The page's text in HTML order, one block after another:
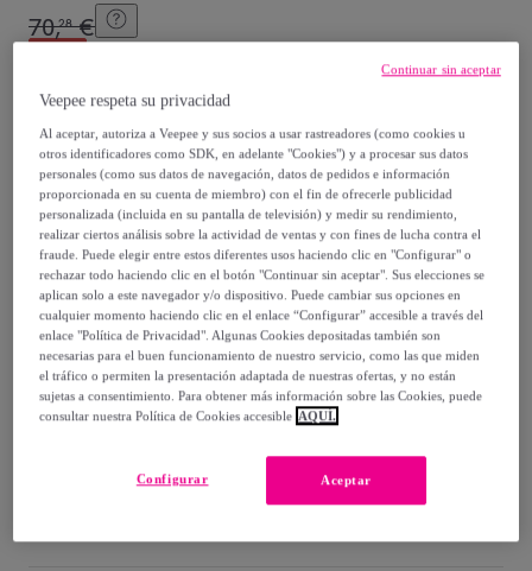
70,28 €
Posible recogida de tu antiguo producto
Vendido porVS Venta-Stock
Entrega
Envío gratis
Entrega: Entre el12/08y el15/08
¿Cómo funciona?
Veepee respeta su privacidad
Al aceptar, autoriza a Veepee y sus socios a usar rastreadores (como cookies u
otros identificadores como SDK, en adelante "Cookies") y a procesar sus datos
personales (como sus datos de navegación, datos de pedidos e información
proporcionada en su cuenta de miembro) con el fin de ofrecerle publicidad
personalizada (incluida en su pantalla de televisión) y medir su rendimiento,
realizar ciertos análisis sobre la actividad de ventas y con fines de lucha contra el
fraude. Puede elegir entre estos diferentes usos haciendo clic en "Configurar" o
rechazar todo haciendo clic en el botón "Continuar sin aceptar". Sus elecciones se
aplican solo a este navegador y/o dispositivo. Puede cambiar sus opciones en
cualquier momento haciendo clic en el enlace “Configurar” accesible a través del
enlace "Política de Privacidad". Algunas Cookies depositadas también son
necesarias para el buen funcionamiento de nuestro servicio, como las que miden
el tráfico o permiten la presentación adaptada de nuestras ofertas, y no están
sujetas a consentimiento. Para obtener más información sobre las Cookies, puede
consultar nuestra Política de Cookies accesible AQUÍ.
Aceptar
Configurar
Continuar sin aceptar